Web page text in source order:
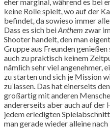
keine Rolle spielt, wo auf der
befindet, da sowieso immer
Dass es sich beiAnthem zwar
Shooter handelt, den man
Gruppe aus Freunden
auch zu praktisch keinem
nämlich sehr viel angenehmer,
zu starten und sich je Mission
zu lassen. Das hat einerseits
großartig mit anderen
andererseits aber auch auf der
jedem erledigten
man gerade wieder alleine